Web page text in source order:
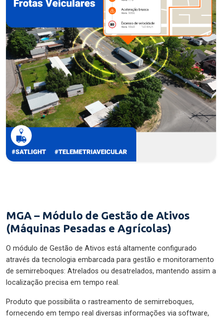
MGA – Módulo de Gestão de Ativos
(Máquinas Pesadas e Agrícolas)
O módulo de Gestão de Ativos está altamente configurado
através da tecnologia embarcada para gestão e monitoramento
de semirreboques: Atrelados ou desatrelados, mantendo assim a
localização precisa em tempo real.
Produto que possibilita o rastreamento de semirreboques,
fornecendo em tempo real diversas informações via software,